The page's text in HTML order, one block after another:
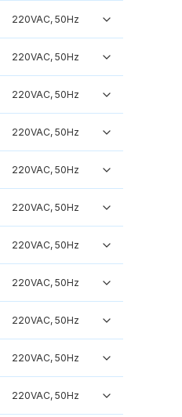
220VAC, 50Hz
220VAC, 50Hz
220VAC, 50Hz
220VAC, 50Hz
220VAC, 50Hz
220VAC, 50Hz
220VAC, 50Hz
220VAC, 50Hz
220VAC, 50Hz
220VAC, 50Hz
220VAC, 50Hz